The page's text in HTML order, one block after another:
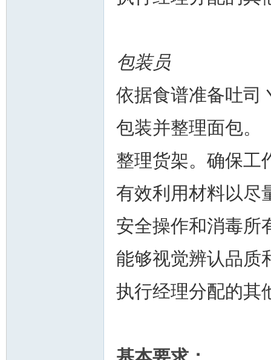
包装员
依据食谱准备吐司
包装并整理面包。
整理货架。确保工
有效利用材料以尽
安全操作和消毒所
能够视觉辨认品质
执行经理分配的其